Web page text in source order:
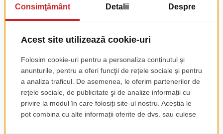
Sezlong Tropico -
Sezlong Alfa - Plastic,